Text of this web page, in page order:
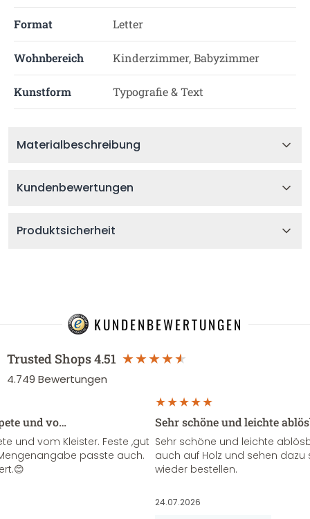
Format Letter
Wohnbereich Kinderzimmer, Babyzimmer
Kunstform Typografie & Text
Materialbeschreibung
Kundenbewertungen
Produktsicherheit
KUNDENBEWERTUNGEN
Trusted Shops4.51
4.749 Bewertungen
und vo…
und vom Kleister. Feste ,gut
passte auch.
Sehr schöne und leichte
Sehr schöne und leichte
auch auf Holz und sehen
wieder bestellen.
24.07.2026